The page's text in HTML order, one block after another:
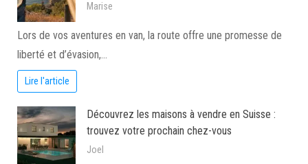
Marise
Lors de vos aventures en van, la route offre une promesse de
liberté et d’évasion,…
Lire l'article
Découvrez les maisons à vendre en Suisse :
trouvez votre prochain chez-vous
Joel